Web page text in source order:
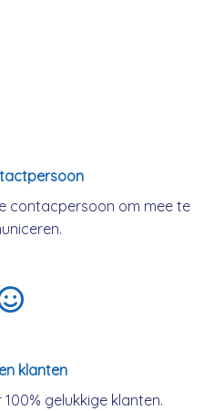
contacpersoon om mee te
klanten
gelukkige klanten.